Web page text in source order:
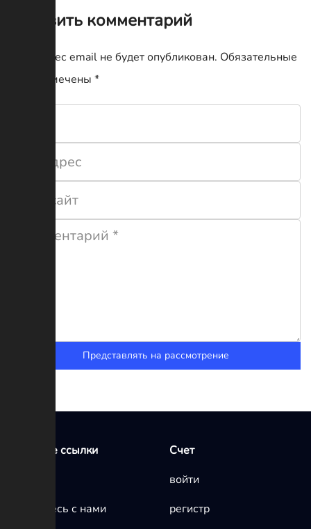
Оставить комментарий
Ваш адрес email не будет опубликован. Обязательные
поля помечены *
Представлять на рассмотрение
Быстрые ссылки
Свяжитесь с нами
Счет
войти
регистр